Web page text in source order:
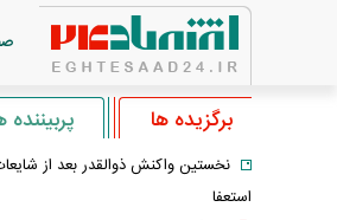
برگزیده ها پربیننده
نخستین واکنش ذوالقدر بعد از
استعفا